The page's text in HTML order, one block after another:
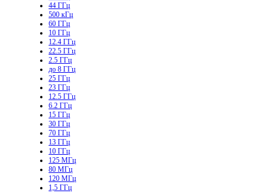
44 ГГц
500 кГц
60 ГГц
10 ГГц
12.4 ГГц
22.5 ГГц
2.5 ГГц
до 8 ГГц
25 ГГц
23 ГГц
12.5 ГГц
6.2 ГГц
15 ГГц
30 ГГц
70 ГГц
13 ГГц
10 ГГц
125 МГц
80 МГц
120 МГц
1,5 ГГц